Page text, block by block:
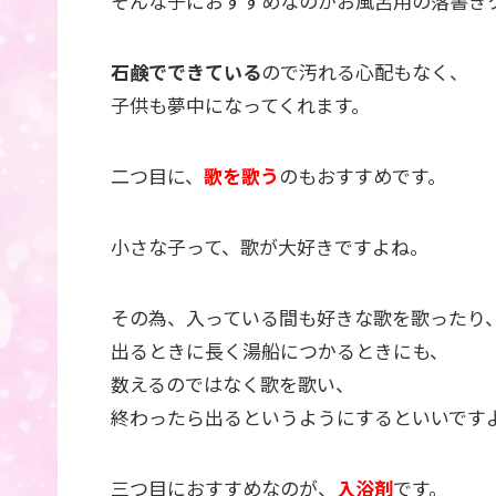
石鹸でできているので汚れる心配もなく、
子供も夢中になってくれます。
二つ目に、 歌を歌うのもおすすめです。
小さな子って、歌が大好きですよね。
その為、入っている間も好きな歌を歌ったり、
出るときに長く湯船につかるときにも、
数えるのではなく歌を歌い、
終わったら出るというようにするといいです
三つ目におすすめなのが、 入浴剤です。